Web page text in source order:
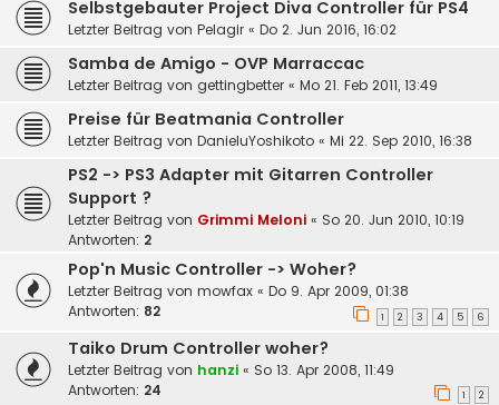
Selbstgebauter Project Diva Controller für PS4
Letzter Beitrag von Pelagir « Do 2. Jun 2016, 16:02
Samba de Amigo - OVP Marraccac
Letzter Beitrag von gettingbetter « Mo 21. Feb 2011, 13:49
Preise für Beatmania Controller
Letzter Beitrag von DanieluYoshikoto « Mi 22. Sep 2010, 16:38
PS2 -> PS3 Adapter mit Gitarren Controller
Support ?
Letzter Beitrag von Grimmi Meloni « So 20. Jun 2010, 10:19
Antworten: 2
Pop'n Music Controller -> Woher?
Letzter Beitrag von mowfax « Do 9. Apr 2009, 01:38
Antworten: 82 1 2 3 4 5 6
Taiko Drum Controller woher?
Letzter Beitrag von hanzi « So 13. Apr 2008, 11:49
Antworten: 24 1 2